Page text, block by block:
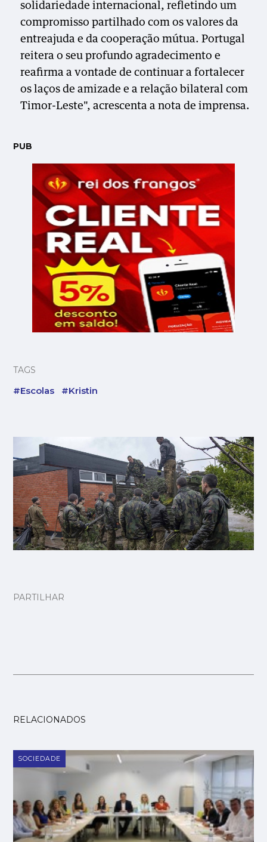
solidariedade internacional, refletindo um
compromisso partilhado com os valores da
entreajuda e da cooperação mútua. Portugal
reitera o seu profundo agradecimento e
reafirma a vontade de continuar a fortalecer
os laços de amizade e a relação bilateral com
Timor-Leste", acrescenta a nota de imprensa.
PUB
TAGS
#Escolas #Kristin
PARTILHAR
RELACIONADOS
SOCIEDADE